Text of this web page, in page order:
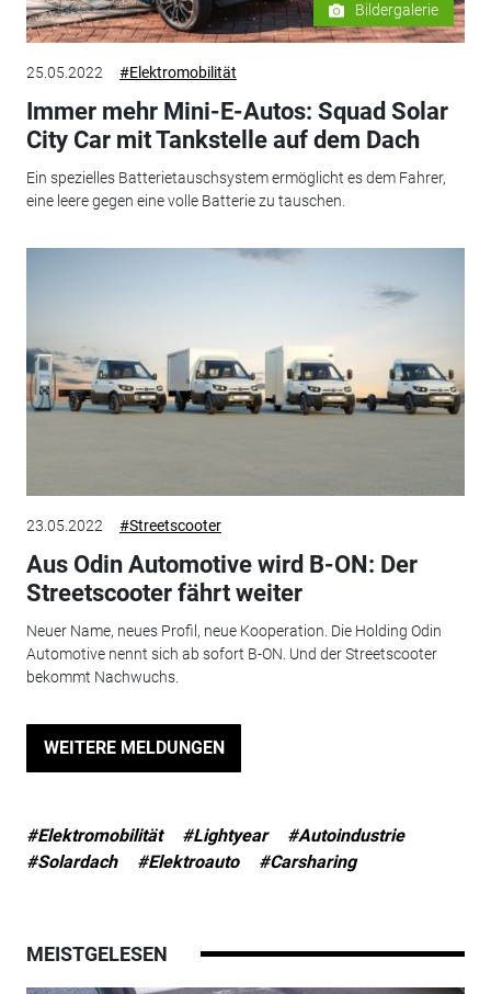
Bildergalerie
25.05.2022 #Elektromobilität
Immer mehr Mini-E-Autos: Squad Solar
City Car mit Tankstelle auf dem Dach
Ein spezielles Batterietauschsystem ermöglicht es dem Fahrer,
eine leere gegen eine volle Batterie zu tauschen.
23.05.2022 #Streetscooter
Aus Odin Automotive wird B-ON: Der
Streetscooter fährt weiter
Neuer Name, neues Profil, neue Kooperation. Die Holding Odin
Automotive nennt sich ab sofort B-ON. Und der Streetscooter
bekommt Nachwuchs.
WEITERE MELDUNGEN
#Elektromobilität #Lightyear
#Autoindustrie
#Solardach
#Elektroauto #Carsharing
MEISTGELESEN